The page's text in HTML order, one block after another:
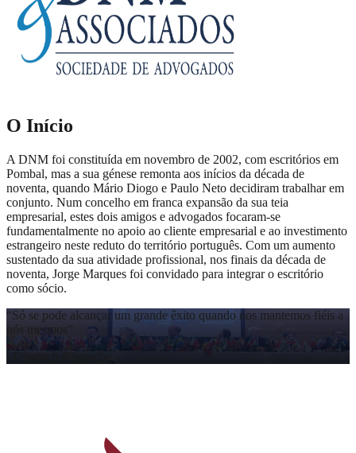
O Início
A DNM foi constituída em novembro de 2002, com escritórios em
Pombal, mas a sua génese remonta aos inícios da década de
noventa, quando Mário Diogo e Paulo Neto decidiram trabalhar em
conjunto. Num concelho em franca expansão da sua teia
empresarial, estes dois amigos e advogados focaram-se
fundamentalmente no apoio ao cliente empresarial e ao investimento
estrangeiro neste reduto do território português. Com um aumento
sustentado da sua atividade profissional, nos finais da década de
noventa, Jorge Marques foi convidado para integrar o escritório
como sócio.
“Só se pode alcançar um grande êxito quando nos mantemos fiéis a
nós mesmos”